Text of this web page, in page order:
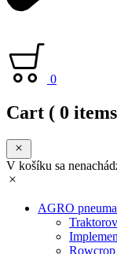
0
Cart ( 0
V košíku sa
AGRO